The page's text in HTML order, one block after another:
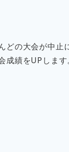
どの大会が中止
成績をUPします